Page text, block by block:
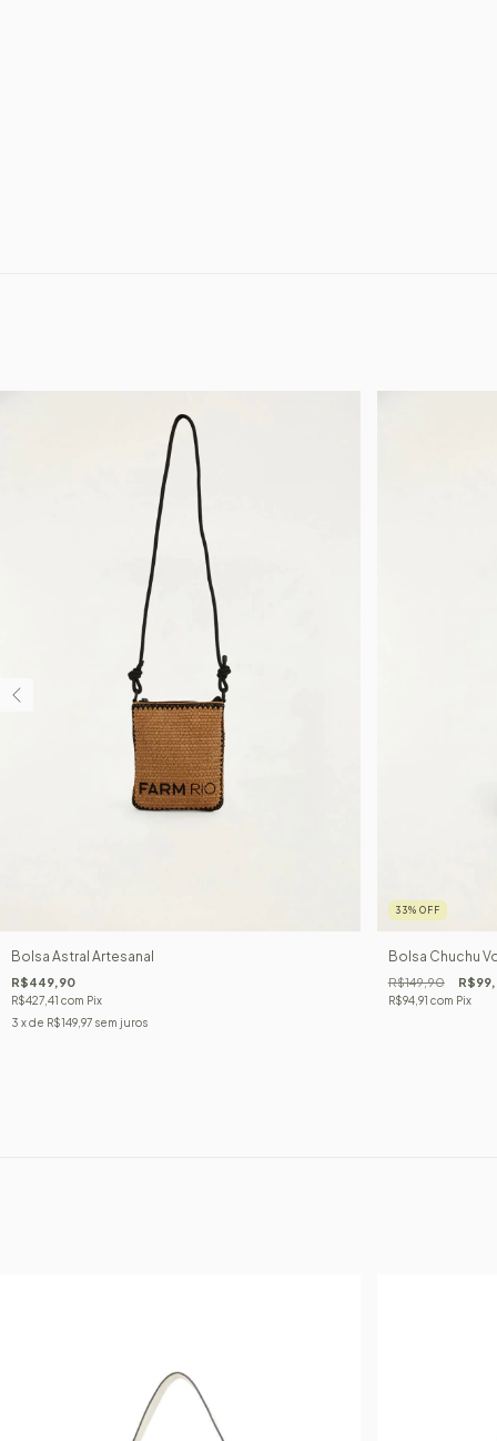
Bolsa Astral Artesanal
R$449,90
R$427,41 com Pix
3 x de R$149,97 sem juros
33% OFF
Bolsa Chuchu
R$149,90
R$94,91 com Pix